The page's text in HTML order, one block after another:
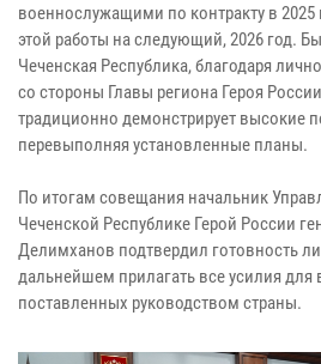
военнослужащими по контракту в 2025
этой работы на следующий, 2026 год.
Чеченская Республика, благодаря
со стороны Главы региона Героя
традиционно демонстрирует высокие
перевыполняя установленные планы.
По итогам совещания начальник
Чеченской Республике Герой России
Делимханов подтвердил готовность
дальнейшем прилагать все усилия
поставленных руководством страны.